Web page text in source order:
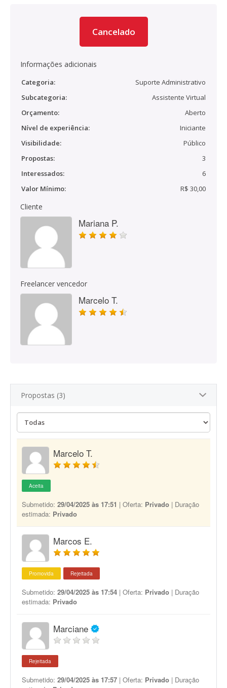
Cancelado
Informações adicionais
Categoria:
Suporte Administrativo
Subcategoria:
Assistente Virtual
Orçamento:
Aberto
Nível de experiência:
Iniciante
Visibilidade:
Público
Propostas:
3
Interessados:
6
Valor Mínimo:
R$ 30,00
Cliente
Mariana P.
Freelancer vencedor
Marcelo T.
Propostas (3)
Marcelo T.
Aceita
Submetido: 29/04/2025 às 17:51 | Oferta: Privado | Duração
estimada: Privado
Marcos E.
Promovida Rejeitada
Submetido: 29/04/2025 às 17:54 | Oferta: Privado | Duração
estimada: Privado
Marciane
Rejeitada
Submetido: 29/04/2025 às 17:57 | Oferta: Privado | Duração